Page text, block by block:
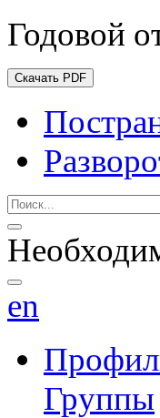
Годовой
Скачать PDF
en
Группы